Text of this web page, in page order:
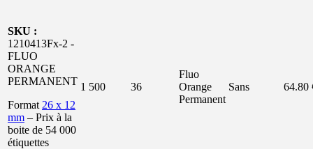
SKU :
1210413Fx-2 -
FLUO
ORANGE
PERMANENT
Format 26 x 12
mm – Prix à la
boite de 54 000
étiquettes
1 500 36
Fluo
Orange
Permanent
Sans 64.80